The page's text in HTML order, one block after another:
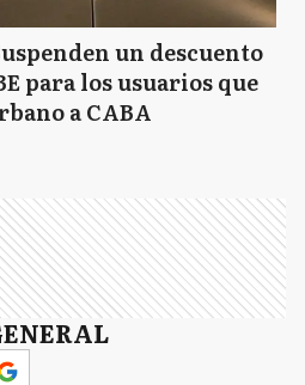
un descuento
para los usuarios que
a CABA